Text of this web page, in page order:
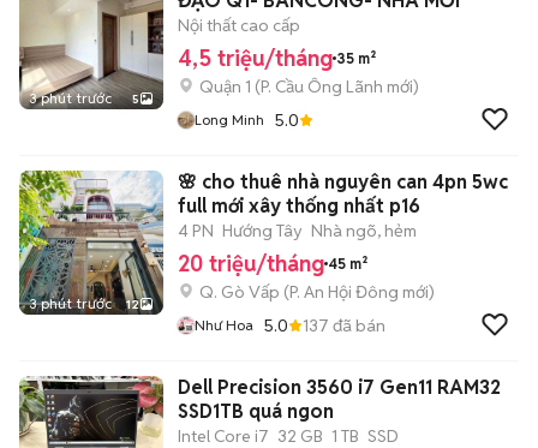
3 phút trước 5
Nội thất cao cấp
4,5 triệu/tháng 35 m²
Quận 1 (P. Cầu Ông Lãnh mới)
Long Minh 5.0
3 phút trước 12
🌸 cho thuê nhà nguyên can 4pn 5wc
full mới xây thống nhất p16
4 PN Hướng Tây Nhà ngõ, hẻm
20 triệu/tháng 45 m²
Q. Gò Vấp (P. An Hội Đông mới)
Như Hoa 5.0 137 đã bán
Dell Precision 3560 i7 Gen11 RAM32
SSD1TB quá ngon
Intel Core i7 32 GB 1 TB SSD